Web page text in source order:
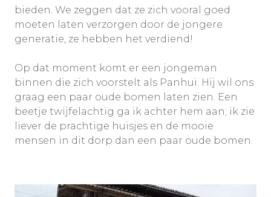
bieden. We zeggen dat ze zich vooral goed
moeten laten verzorgen door de jongere
generatie, ze hebben het verdiend!
Op dat moment komt er een jongeman
binnen die zich voorstelt als Panhui. Hij wil ons
graag een paar oude bomen laten zien. Een
beetje twijfelachtig ga ik achter hem aan; ik zie
liever de prachtige huisjes en de mooie
mensen in dit dorp dan een paar oude bomen.